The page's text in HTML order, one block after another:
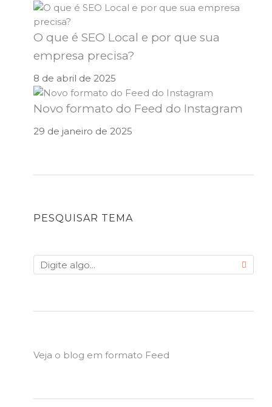
O que é SEO Local e por que sua
empresa precisa?
8 de abril de 2025
Novo formato do Feed do Instagram
29 de janeiro de 2025
PESQUISAR TEMA
Veja o blog em formato Feed